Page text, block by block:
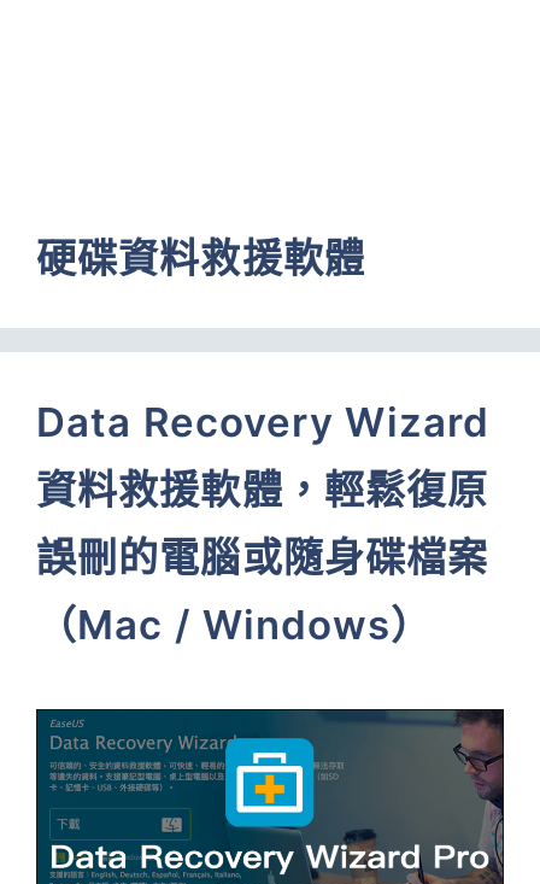
硬碟資料救援軟體
Data Recovery Wizard
資料救援軟體，輕鬆復原
誤刪的電腦或隨身碟檔案
（Mac / Windows）